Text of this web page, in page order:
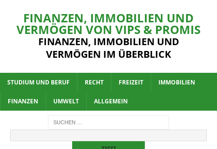
FINANZEN, IMMOBILIEN UND
VERMÖGEN VON VIPS & PROMIS
FINANZEN, IMMOBILIEN UND
VERMÖGEN IM ÜBERBLICK
STUDIUM UND BERUF RECHT FREIZEIT IMMOBILIEN
FINANZEN UMWELT ALLGEMEIN